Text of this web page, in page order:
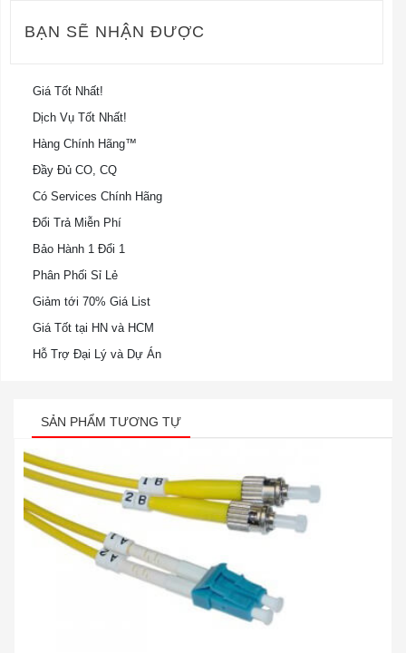
BẠN SẼ NHẬN ĐƯỢC
Giá Tốt Nhất!
Dịch Vụ Tốt Nhất!
Hàng Chính Hãng™
Đầy Đủ CO, CQ
Có Services Chính Hãng
Đổi Trả Miễn Phí
Bảo Hành 1 Đổi 1
Phân Phối Sỉ Lẻ
Giảm tới 70% Giá List
Giá Tốt tại HN và HCM
Hỗ Trợ Đại Lý và Dự Án
SẢN PHẨM TƯƠNG TỰ